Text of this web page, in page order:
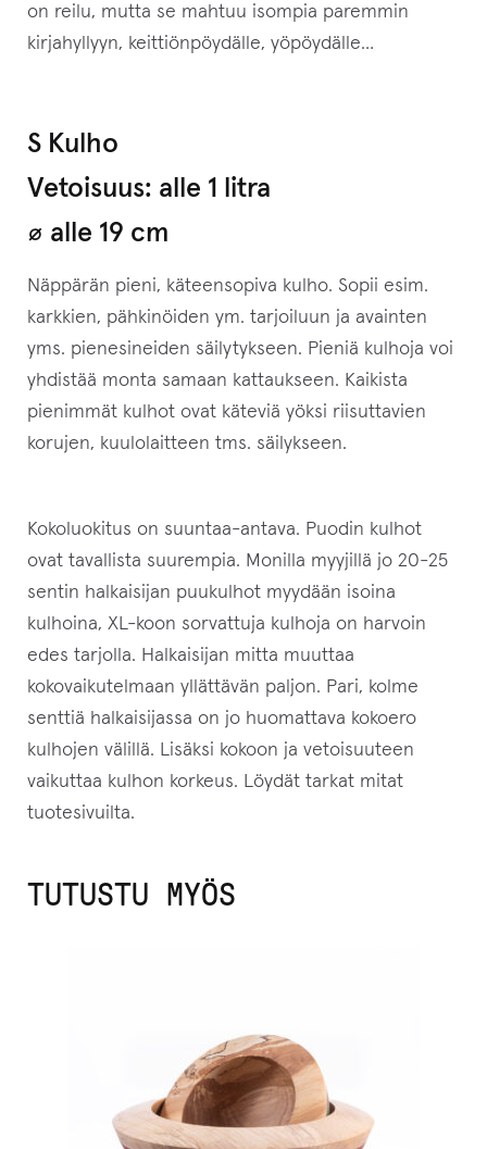
on reilu, mutta se mahtuu isompia paremmin
kirjahyllyyn, keittiönpöydälle, yöpöydälle…
S Kulho
Vetoisuus: alle 1 litra
⌀ alle 19 cm
Näppärän pieni, käteensopiva kulho. Sopii esim.
karkkien, pähkinöiden ym. tarjoiluun ja avainten
yms. pienesineiden säilytykseen. Pieniä kulhoja voi
yhdistää monta samaan kattaukseen. Kaikista
pienimmät kulhot ovat käteviä yöksi riisuttavien
korujen, kuulolaitteen tms. säilykseen.
Kokoluokitus on suuntaa-antava. Puodin kulhot
ovat tavallista suurempia. Monilla myyjillä jo 20-25
sentin halkaisijan puukulhot myydään isoina
kulhoina, XL-koon sorvattuja kulhoja on harvoin
edes tarjolla. Halkaisijan mitta muuttaa
kokovaikutelmaan yllättävän paljon. Pari, kolme
senttiä halkaisijassa on jo huomattava kokoero
kulhojen välillä. Lisäksi kokoon ja vetoisuuteen
vaikuttaa kulhon korkeus. Löydät tarkat mitat
tuotesivuilta.
TUTUSTU MYÖS